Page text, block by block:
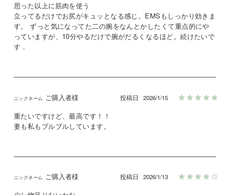
思った以上に筋肉を使う
立ってるだけでお尻がキュッとなる感じ。EMSもしっかり効きま
す。 ずっと気になってた二の腕をなんとかしたくて重点的にや
っていますが、10分やるだけで腕がだるくなるほど。続けたいで
す．
ご購入者様 投稿日 2026/1/15
重たいですけど、最高です！！
妻も私もブルブルしています。
ご購入者様 投稿日 2026/1/13